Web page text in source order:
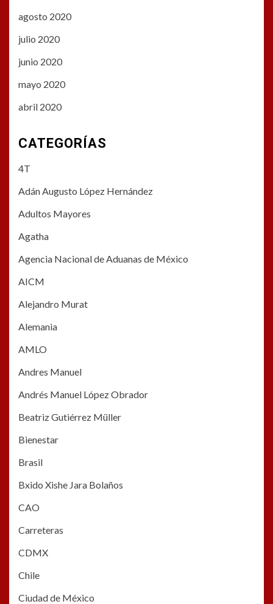
agosto 2020
julio 2020
junio 2020
mayo 2020
abril 2020
CATEGORÍAS
4T
Adán Augusto López Hernández
Adultos Mayores
Agatha
Agencia Nacional de Aduanas de México
AICM
Alejandro Murat
Alemania
AMLO
Andres Manuel
Andrés Manuel López Obrador
Beatriz Gutiérrez Müller
Bienestar
Brasil
Bxido Xishe Jara Bolaños
CAO
Carreteras
CDMX
Chile
Ciudad de México